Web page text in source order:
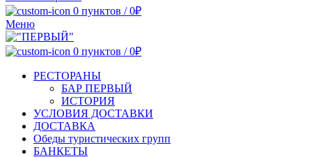
0 пунктов / 0₽
Меню
0 пунктов / 0₽
РЕСТОРАНЫ
БАР ПЕРВЫЙ
ИСТОРИЯ
УСЛОВИЯ ДОСТАВКИ
ДОСТАВКА
Обеды туристических групп
БАНКЕТЫ